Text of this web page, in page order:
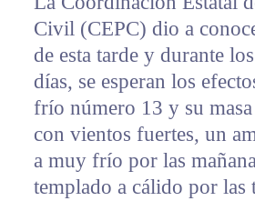
Civil (CEPC) dio a
de esta tarde y durante
días, se esperan los
frío número 13 y su
con vientos fuertes, un
a muy frío por las
templado a cálido por las